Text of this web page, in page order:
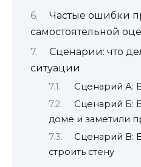
Частые ошибки
самостоятельной
Сценарии: что
ситуации
Сценарий А:
Сценарий Б:
доме и заметили
Сценарий В:
строить стену